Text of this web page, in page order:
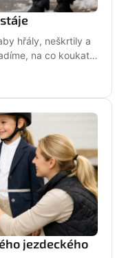
hřály, neškrtily a
na co koukat
jezdeckého